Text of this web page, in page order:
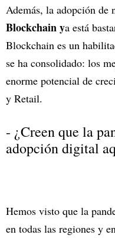
Además, la adopción de
Blockchain ya está
Blockchain es un
se ha consolidado: los
enorme potencial de
y Retail.
- ¿Creen que la
adopción digital
Hemos visto que la
en todas las regiones y